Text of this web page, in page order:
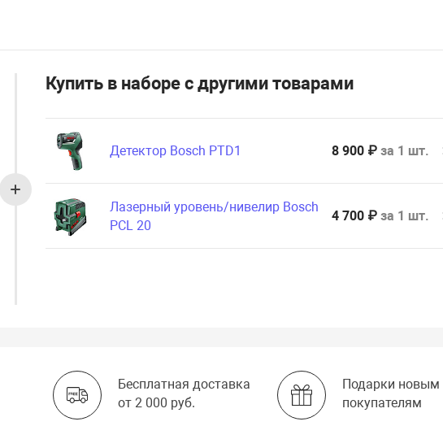
Купить в наборе с другими товарами
Детектор Bosch PTD1 8 900 ₽за 1 шт.
Лазерный уровень/нивелир Bosch
PCL 20
4 700 ₽за 1 шт.
Бесплатная доставка
от 2 000 руб.
Подарки новым
покупателям